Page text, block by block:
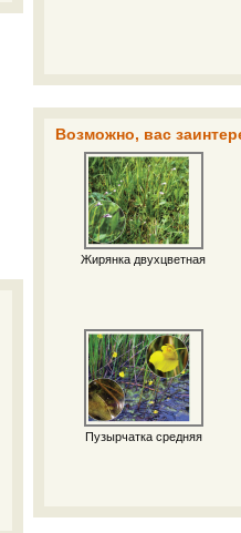
Возможно, вас
Жирянка двухцветная
Пузырчатка средняя